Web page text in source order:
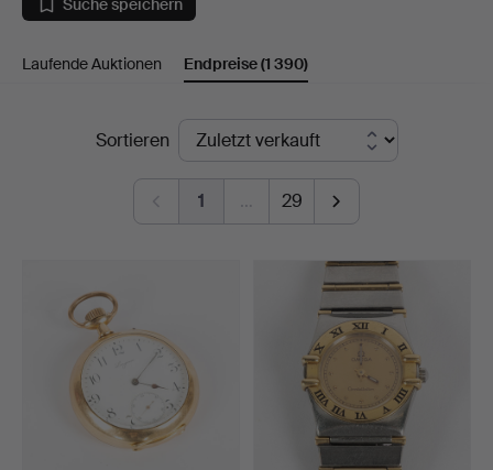
Auktionsverk
Suche speichern
Laufende Auktionen Endpreise(1 390)
EndpreiseSortieren
1 … 29